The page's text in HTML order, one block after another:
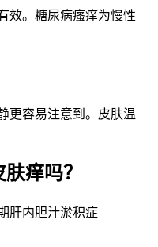
效。糖尿病瘙痒为慢性
更容易注意到。皮肤温
痒吗？
肝内胆汁淤积症